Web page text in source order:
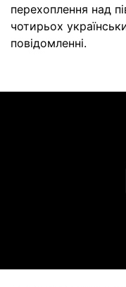
перехоплення над
чотирьох
повідомленні.